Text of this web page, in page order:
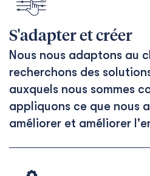
S'adapter et créer
Nous nous adaptons au
recherchons des
auxquels nous sommes
appliquons ce que nous
améliorer et améliorer